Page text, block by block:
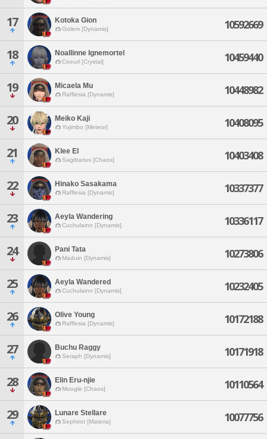
17 Kotoka Gion
Golem [Dynamis] 10592669
18 Noallinne Ignemortel
Coeurl [Crystal] 10459440
19 Micaela Mu
Rafflesia [Dynamis] 10448982
20 Meiko Kaji
Yojimbo [Meteor] 10408095
21 Klee El
Sagittarius [Chaos] 10403408
22 Hinako Sasakama
Rafflesia [Dynamis] 10337377
23 Aeyla Wandering
Cuchulainn [Dynamis] 10336117
24 Pani Tata
Maduin [Dynamis] 10273806
25 Aeyla Wandered
Cuchulainn [Dynamis] 10232405
26 Olive Young
Rafflesia [Dynamis] 10172188
27 Buchu Raggy
Seraph [Dynamis] 10171918
28 Elin Eru-njie
Moogle [Chaos] 10110564
29 Lunare Stellare
Sephirot [Materia] 10077756